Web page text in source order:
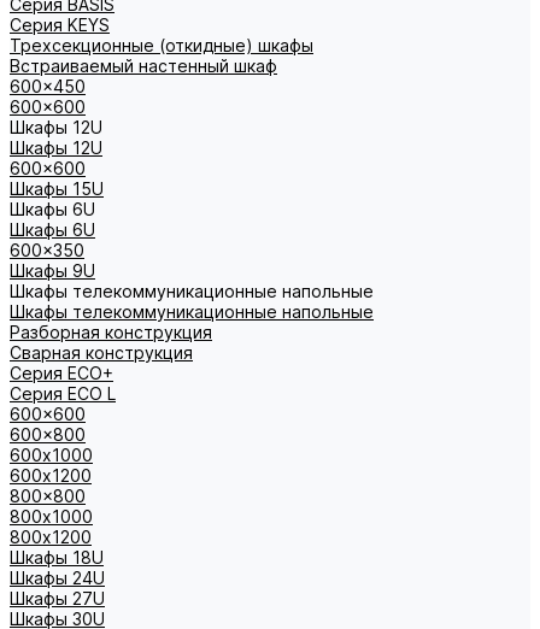
Cерия BASIS
Cерия KEYS
Трехсекционные (откидные) шкафы
Встраиваемый настенный шкаф
600x450
600x600
Шкафы 12U
Шкафы 12U
600x600
Шкафы 15U
Шкафы 6U
Шкафы 6U
600x350
Шкафы 9U
Шкафы телекоммуникационные напольные
Шкафы телекоммуникационные напольные
Разборная конструкция
Сварная конструкция
Серия ECO+
Серия ECO L
600x600
600x800
600х1000
600х1200
800x800
800х1000
800х1200
Шкафы 18U
Шкафы 24U
Шкафы 27U
Шкафы 30U